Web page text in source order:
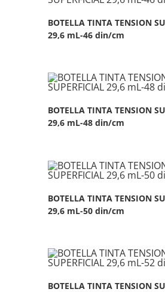
BOTELLA TINTA TENSION
29,6 mL-46 din/cm
BOTELLA TINTA TENSION
29,6 mL-48 din/cm
BOTELLA TINTA TENSION
29,6 mL-50 din/cm
BOTELLA TINTA TENSION